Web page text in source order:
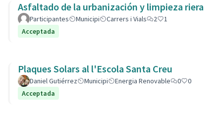
Asfaltado de la urbanización y limpieza riera
Participantes Municipi Carrers i Vials 2
1
Acceptada
Plaques Solars al l'Escola Santa Creu
Daniel Gutiérrez Municipi Energia Renovable 0
0
Acceptada